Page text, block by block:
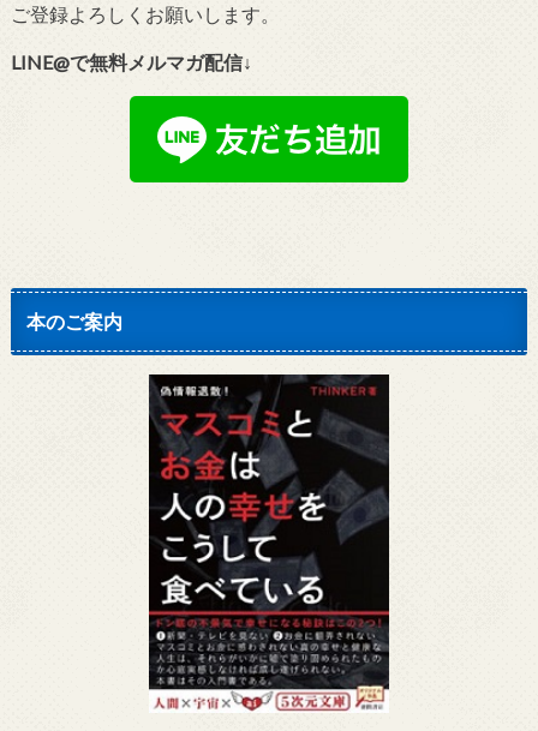
ご登録よろしくお願いします。
LINE@で無料メルマガ配信↓
本のご案内